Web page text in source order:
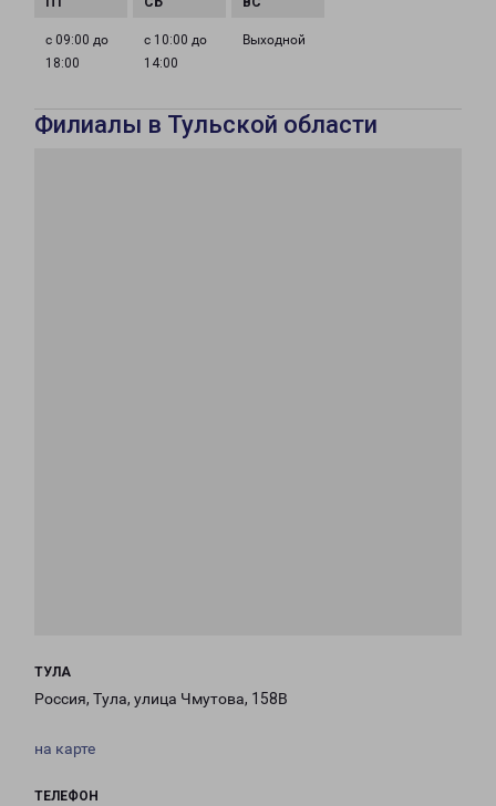
с 09:00 до
18:00
с 10:00 до
14:00
Выходной
Филиалы в Тульской области
ТУЛА
Россия, Тула, улица Чмутова, 158В
на карте
ТЕЛЕФОН